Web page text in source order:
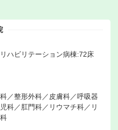
ハビリテーション病棟:72床
／整形外科／皮膚科／呼吸器
科／肛門科／リウマチ科／リ